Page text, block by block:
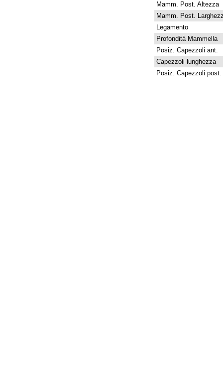
Mamm. Post. Altezza
Mamm. Post.
Legamento
Profondità Mammella
Posiz. Capezzoli ant.
Capezzoli lunghezza
Posiz. Capezzoli post.